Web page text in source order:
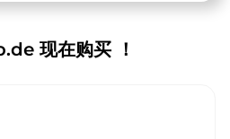
现在购买 ！